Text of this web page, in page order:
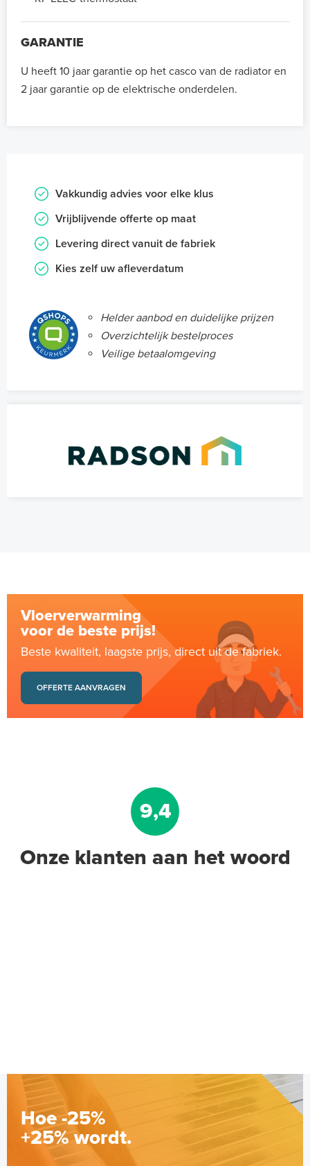
GARANTIE
U heeft 10 jaar garantie op het casco van de radiator en
2 jaar garantie op de elektrische onderdelen.
Vakkundig advies voor elke klus
Vrijblijvende offerte op maat
Levering direct vanuit de fabriek
Kies zelf uw afleverdatum
Helder aanbod en duidelijke prijzen
Overzichtelijk bestelproces
Veilige betaalomgeving
Vloerverwarming
voor de beste prijs!
Beste kwaliteit, laagste prijs, direct uit de fabriek.
OFFERTE AANVRAGEN
9,4
Onze klanten aan het woord
Hoe -25%
+25% wordt.